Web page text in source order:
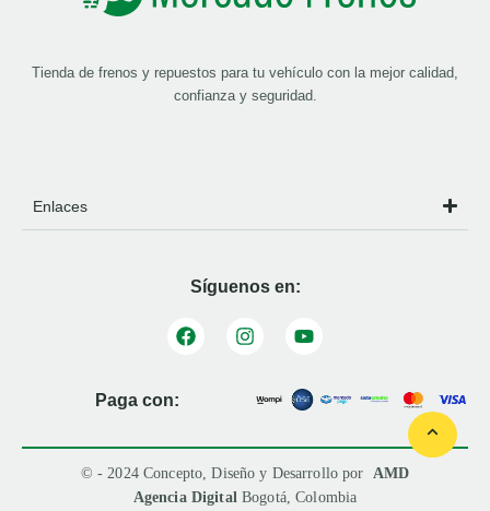
Tienda de frenos y repuestos para tu vehículo con la mejor calidad,
confianza y seguridad.
Enlaces
Síguenos en:
Paga con:
© - 2024 Concepto, Diseño y Desarrollo por AMD
Agencia Digital Bogotá, Colombia